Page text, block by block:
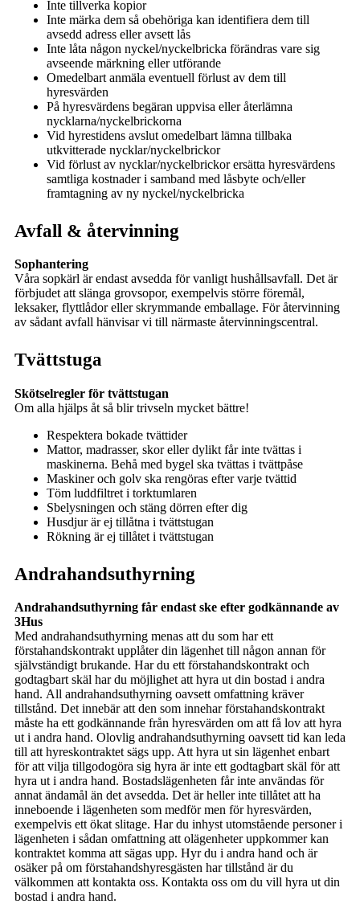
Inte tillverka kopior
Inte märka dem så obehöriga kan identifiera dem till
avsedd adress eller avsett lås
Inte låta någon nyckel/nyckelbricka förändras vare sig
avseende märkning eller utförande
Omedelbart anmäla eventuell förlust av dem till
hyresvärden
På hyresvärdens begäran uppvisa eller återlämna
nycklarna/nyckelbrickorna
Vid hyrestidens avslut omedelbart lämna tillbaka
utkvitterade nycklar/nyckelbrickor
Vid förlust av nycklar/nyckelbrickor ersätta hyresvärdens
samtliga kostnader i samband med låsbyte och/eller
framtagning av ny nyckel/nyckelbricka
Avfall & återvinning
Sophantering
Våra sopkärl är endast avsedda för vanligt hushållsavfall. Det är
förbjudet att slänga grovsopor, exempelvis större föremål,
leksaker, flyttlådor eller skrymmande emballage. För återvinning
av sådant avfall hänvisar vi till närmaste återvinningscentral.
Tvättstuga
Skötselregler för tvättstugan
Om alla hjälps åt så blir trivseln mycket bättre!
Respektera bokade tvättider
Mattor, madrasser, skor eller dylikt får inte tvättas i
maskinerna. Behå med bygel ska tvättas i tvättpåse
Maskiner och golv ska rengöras efter varje tvättid
Töm luddfiltret i torktumlaren
Sbelysningen och stäng dörren efter dig
Husdjur är ej tillåtna i tvättstugan
Rökning är ej tillåtet i tvättstugan
Andrahandsuthyrning
Andrahandsuthyrning får endast ske efter godkännande av
3Hus
Med andrahandsuthyrning menas att du som har ett
förstahandskontrakt upplåter din lägenhet till någon annan för
självständigt brukande. Har du ett förstahandskontrakt och
godtagbart skäl har du möjlighet att hyra ut din bostad i andra
hand. All andrahandsuthyrning oavsett omfattning kräver
tillstånd. Det innebär att den som innehar förstahandskontrakt
måste ha ett godkännande från hyresvärden om att få lov att hyra
ut i andra hand. Olovlig andrahandsuthyrning oavsett tid kan leda
till att hyreskontraktet sägs upp. Att hyra ut sin lägenhet enbart
för att vilja tillgodogöra sig hyra är inte ett godtagbart skäl för att
hyra ut i andra hand. Bostadslägenheten får inte användas för
annat ändamål än det avsedda. Det är heller inte tillåtet att ha
inneboende i lägenheten som medför men för hyresvärden,
exempelvis ett ökat slitage. Har du inhyst utomstående personer i
lägenheten i sådan omfattning att olägenheter uppkommer kan
kontraktet komma att sägas upp. Hyr du i andra hand och är
osäker på om förstahandshyresgästen har tillstånd är du
välkommen att kontakta oss. Kontakta oss om du vill hyra ut din
bostad i andra hand.